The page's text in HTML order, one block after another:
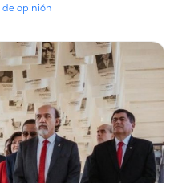
opinión